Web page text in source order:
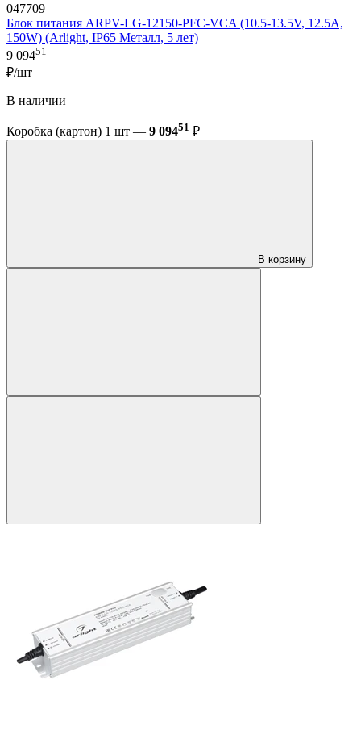
047709
Блок питания ARPV-LG-12150-PFC-VCA (10.5-13.5V, 12.5A,
150W) (Arlight, IP65 Металл, 5 лет)
9 09451
₽/шт
В наличии
Коробка (картон) 1 шт — 9 09451 ₽
В корзину